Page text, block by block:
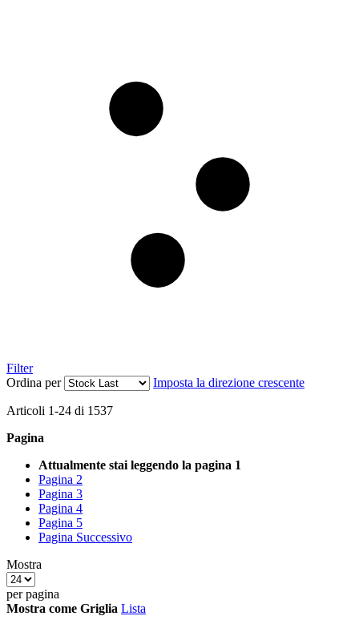
Filter
Ordina per
Imposta la direzione crescente
Articoli 1-24 di 1537
Pagina
Attualmente stai leggendo la pagina 1
Pagina 2
Pagina 3
Pagina 4
Pagina 5
Pagina Successivo
Mostra
per pagina
Mostra come Griglia Lista